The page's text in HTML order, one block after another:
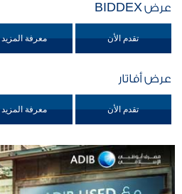
عرض BIDDEX
تقدم الأن معرفة المزيد
عرض أفاتار
تقدم الأن معرفة المزيد